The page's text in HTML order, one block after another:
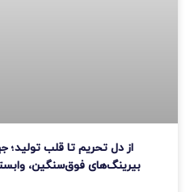
از دل تحریم تا قلب تولید؛
بیرینگ‌های فوق‌سنگین،